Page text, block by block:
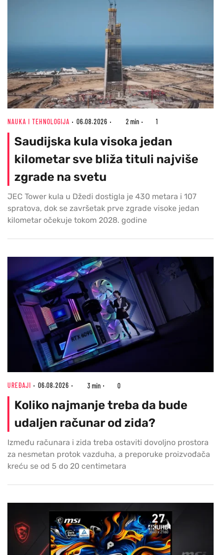
NAUKA I TEHNOLOGIJA 06.08.2026 2 min 1
Saudijska kula visoka jedan
kilometar sve bliža tituli najviše
zgrade na svetu
JEC Tower kula u Džedi dostigla je 430 metara i 107
spratova, dok se završetak prve zgrade visoke jedan
kilometar očekuje tokom 2028. godine
UREĐAJI 06.08.2026 3 min 0
Koliko najmanje treba da bude
udaljen računar od zida?
Između računara i zida treba ostaviti dovoljno prostora
za nesmetan protok vazduha, a preporuke proizvođača
kreću se od 5 do 20 centimetara